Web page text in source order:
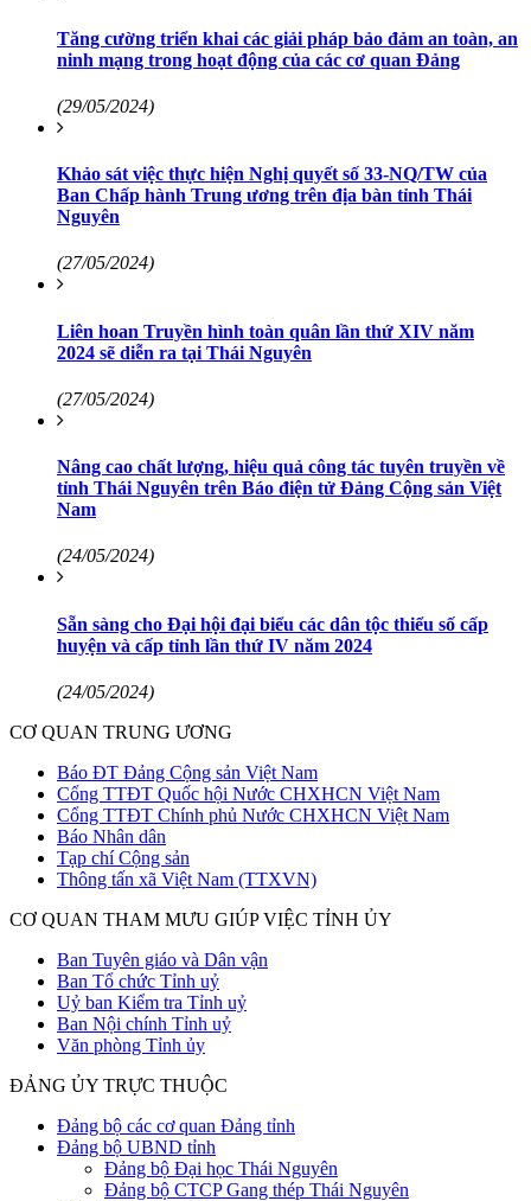
Tăng cường triển khai các giải pháp bảo đảm an toàn, an
ninh mạng trong hoạt động của các cơ quan Đảng
(29/05/2024)
Khảo sát việc thực hiện Nghị quyết số 33-NQ/TW của
Ban Chấp hành Trung ương trên địa bàn tỉnh Thái
Nguyên
(27/05/2024)
Liên hoan Truyền hình toàn quân lần thứ XIV năm
2024 sẽ diễn ra tại Thái Nguyên
(27/05/2024)
Nâng cao chất lượng, hiệu quả công tác tuyên truyền về
tỉnh Thái Nguyên trên Báo điện tử Đảng Cộng sản Việt
Nam
(24/05/2024)
Sẵn sàng cho Đại hội đại biểu các dân tộc thiểu số cấp
huyện và cấp tỉnh lần thứ IV năm 2024
(24/05/2024)
CƠ QUAN TRUNG ƯƠNG
Báo ĐT Đảng Cộng sản Việt Nam
Cổng TTĐT Quốc hội Nước CHXHCN Việt Nam
Cổng TTĐT Chính phủ Nước CHXHCN Việt Nam
Báo Nhân dân
Tạp chí Cộng sản
Thông tấn xã Việt Nam (TTXVN)
CƠ QUAN THAM MƯU GIÚP VIỆC TỈNH ỦY
Ban Tuyên giáo và Dân vận
Ban Tổ chức Tỉnh uỷ
Uỷ ban Kiểm tra Tỉnh uỷ
Ban Nội chính Tỉnh uỷ
Văn phòng Tỉnh ủy
ĐẢNG ỦY TRỰC THUỘC
Đảng bộ các cơ quan Đảng tỉnh
Đảng bộ UBND tỉnh
Đảng bộ Đại học Thái Nguyên
Đảng bộ CTCP Gang thép Thái Nguyên